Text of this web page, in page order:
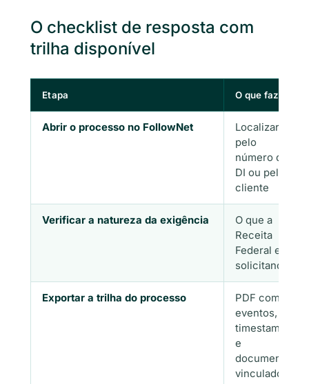
O checklist de resposta com
trilha disponível
Etapa O que fazer
Abrir o processo no FollowNet
Localizar
pelo
número da
DI ou pelo
cliente
Verificar a natureza da exigência
O que a
Receita
Federal está
solicitando
Exportar a trilha do processo
PDF com
eventos,
timestamps
e
documentos
vinculados